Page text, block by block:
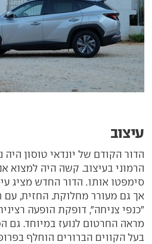
עיצוב
הדור הקודם של יונדאי טוסון היה
הרמוני בעיצוב. קשה היה למצוא
סימפטו אותו. הדור החדש מציג
אך גם מעורר מחלוקת. החזית, עם
"כנפי צניחה", דופקת הופעה
מראה החרטום לנועז במיוחד. גם
בעל הקווים הברורים הוחלף